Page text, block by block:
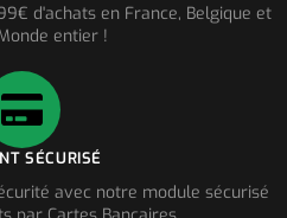
d'achats en France, Belgique et
entier !
SÉCURISÉ
avec notre module sécurisé